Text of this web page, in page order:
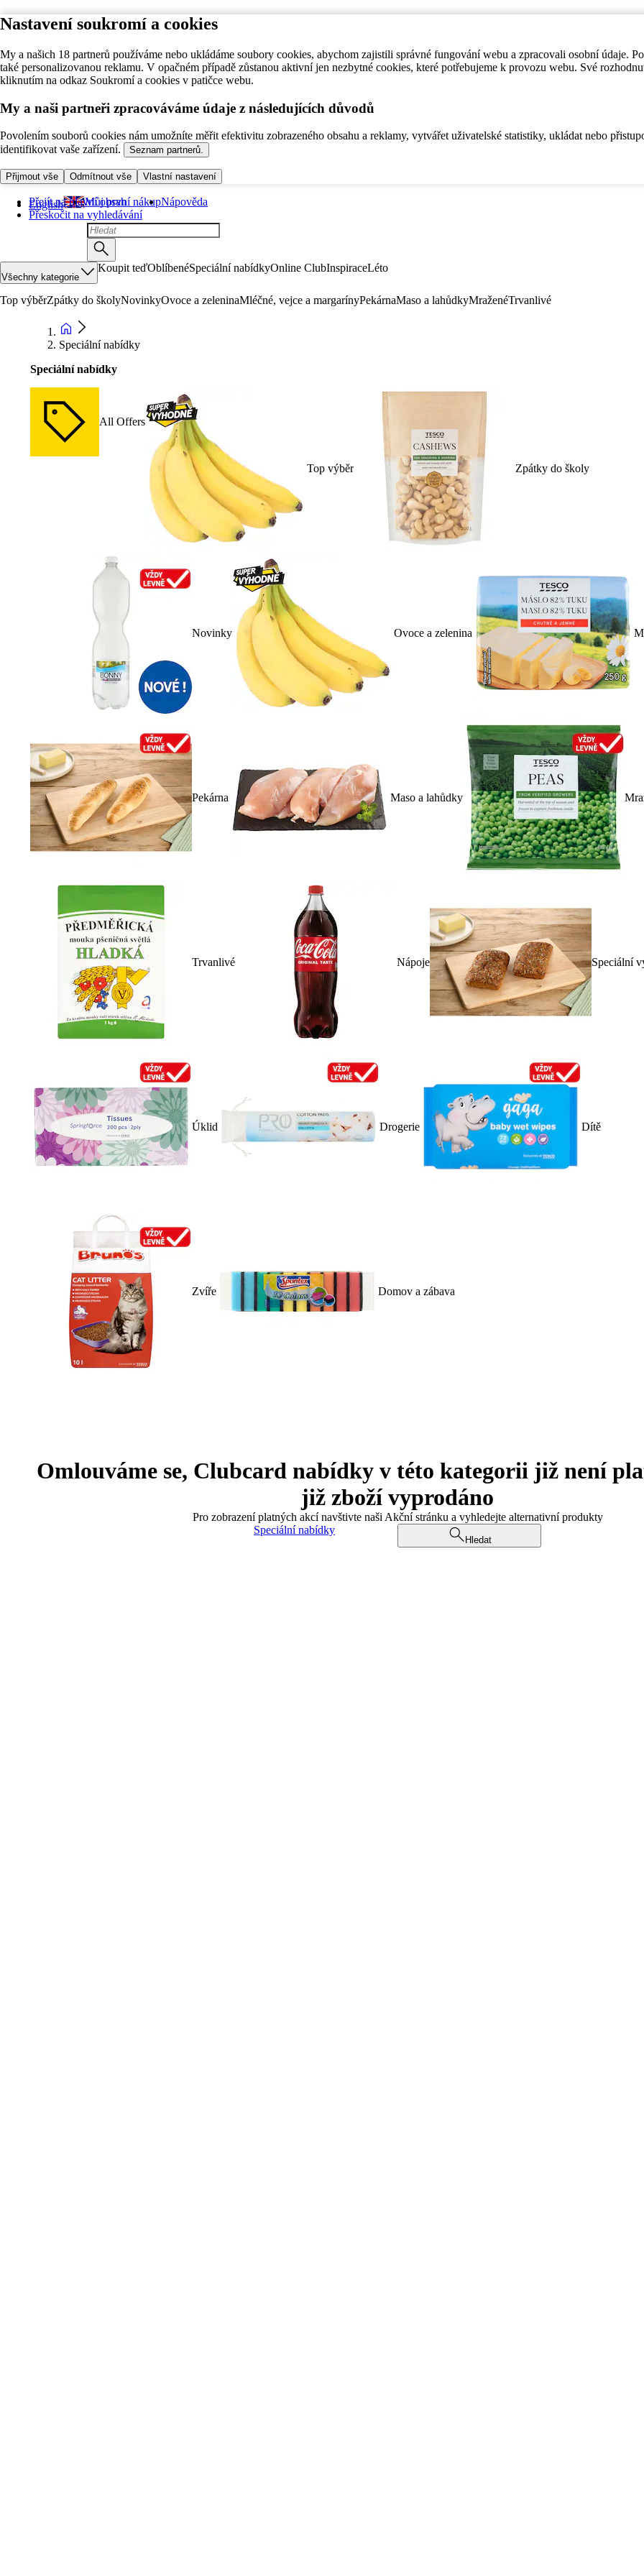
Nastavení soukromí a cookies
My a našich 18 partnerů používáme nebo ukládáme soubory cookies, abychom zajistili správné fungování webu a zpracovali osobní údaje.
také personalizovanou reklamu. V opačném případě zůstanou aktivní jen nezbytné cookies, které potřebujeme k provozu webu. Své
kliknutím na odkaz Soukromí a cookies v patičce webu.
My a naši partneři zpracováváme údaje z následujících důvodů
Povolením souborů cookies nám umožníte měřit efektivitu zobrazeného obsahu a reklamy, vytvářet uživatelské statistiky, ukládat nebo
identifikovat vaše zařízení.
Seznam partnerů.
Přijmout vše Odmítnout vše Vlastní nastavení
Přejít na hlavní obsah
Přeskočit na vyhledávání
English Můj první nákupNápověda
Všechny kategorie
Koupit teďOblíbenéSpeciální nabídkyOnline ClubInspiraceLéto
Top výběrZpátky do školyNovinkyOvoce a zeleninaMléčné, vejce a margarínyPekárnaMaso a lahůdkyMraženéTrvanlivé
Speciální nabídky
Speciální nabídky
All Offers
Top výběr Zpátky do školy
Novinky Ovoce a zelenina
Pekárna Maso a lahůdky
Trvanlivé Nápoje Speciální
Úklid Drogerie Dítě
Zvíře Domov a zábava
Omlouváme se, Clubcard nabídky v této kategorii již není
již zboží vyprodáno
Pro zobrazení platných akcí navštivte naši Akční stránku a vyhledejte alternativní produkty
Speciální nabídky
Hledat